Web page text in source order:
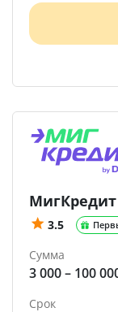
МигКредит
3.5
Сумма
3 000 – 100
Срок